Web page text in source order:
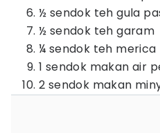
½ sendok teh gula
½ sendok teh garam
¼ sendok teh merica
1 sendok makan air
2 sendok makan